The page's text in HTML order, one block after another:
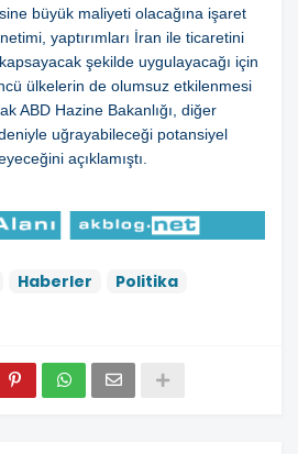
büyük maliyeti olacağına işaret
yaptırımları İran ile ticaretini
şekilde uygulayacağı için
ülkelerin de olumsuz etkilenmesi
ABD Hazine Bakanlığı, diğer
uğrayabileceği potansiyel
açıklamıştı.
Haberler
Politika